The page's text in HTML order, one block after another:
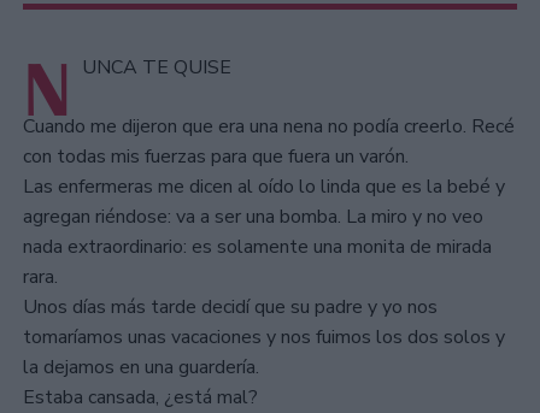
N UNCA TE QUISE
Cuando me dijeron que era una nena no podía creerlo. Recé
con todas mis fuerzas para que fuera un varón.
Las enfermeras me dicen al oído lo linda que es la bebé y
agregan riéndose: va a ser una bomba. La miro y no veo
nada extraordinario: es solamente una monita de mirada
rara.
Unos días más tarde decidí que su padre y yo nos
tomaríamos unas vacaciones y nos fuimos los dos solos y
la dejamos en una guardería.
Estaba cansada, ¿está mal?